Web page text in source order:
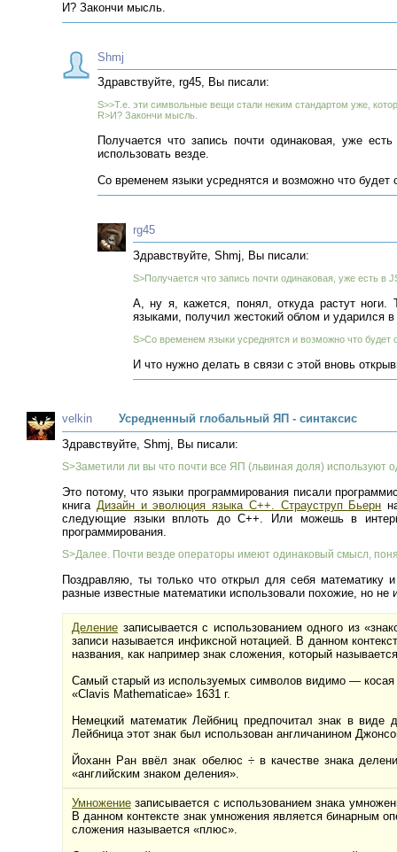
И? Закончи мысль.
Shmj
Здравствуйте, rg45, Вы писали:
S>>Т.е. эти символьные вещи стали неким стандартом уже,
R>И? Закончи мысль.
Получается что запись почти одинаковая, уже
использовать везде.
Со временем языки усреднятся и возможно что будет
rg45
Здравствуйте, Shmj, Вы писали:
S>Получается что запись почти одинаковая, уже есть
А, ну я, кажется, понял, откуда растут
языками, получил жестокий облом и ударился
S>Со временем языки усреднятся и возможно что будет
И что нужно делать в связи с этой вновь
velkin
Усредненный глобальный ЯП - синтаксис
Здравствуйте, Shmj, Вы писали:
S>Заметили ли вы что почти все ЯП (львиная доля) используют
Это потому, что языки программирования писали
книга Дизайн и эволюция языка C++. Страуструп Бьерн
следующие языки вплоть до C++. Или можешь в
программирования.
S>Далее. Почти везде операторы имеют одинаковый смысл,
Поздравляю, ты только что открыл для себя математику
разные известные математики использовали похожие, но
Деление записывается с использованием одного из
записи называется инфиксной нотацией. В данном
названия, как например знак сложения, который
Самый старый из используемых символов видимо — косая
«Clavis Mathematicae» 1631 г.
Немецкий математик Лейбниц предпочитал знак в
Лейбница этот знак был использован англичанином
Йоханн Ран ввёл знак обелюс ÷ в качестве знака
«английским знаком деления».
Умножение записывается с использованием знака
В данном контексте знак умножения является бинарным
сложения называется «плюс».